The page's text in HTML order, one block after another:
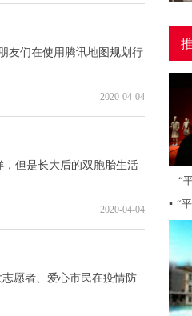
友们在使用腾讯地图规划行
2020-04-04
但是长大后的双胞胎生活
2020-04-04
愿者、爱心市民在疫情防
“
▪ “